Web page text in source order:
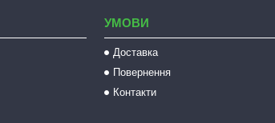
УМОВИ
Доставка
Повернення
Контакти